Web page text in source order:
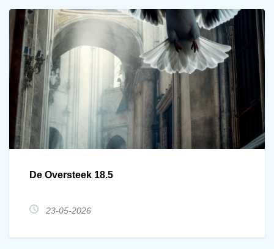
De Oversteek 18.5
23-05-2026